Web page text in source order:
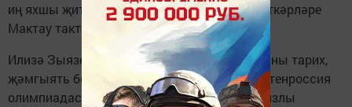
иң яхшы җитәкчеләре һәм педагогик хезмәткәрләре
Мактау тактасына кертелде.
Илизә Зыязетдинованың укучылары һәр елны тарих,
җәмгыять белеме, хокук фәннәре буенча бөтенроссия
олимпиадасының муниципаль турында призлы